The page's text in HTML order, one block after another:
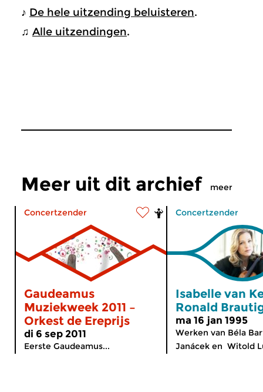
♪ De hele uitzending beluisteren.
♫ Alle uitzendingen.
Meer uit dit archief meer
Concertzender
Gaudeamus
Muziekweek 2011 –
Orkest de Ereprijs
di 6 sep 2011
Eerste Gaudeamus...
Concertzender
Isabelle van
Ronald
ma 16 jan 1995
Werken van Béla
Janácek en Witold